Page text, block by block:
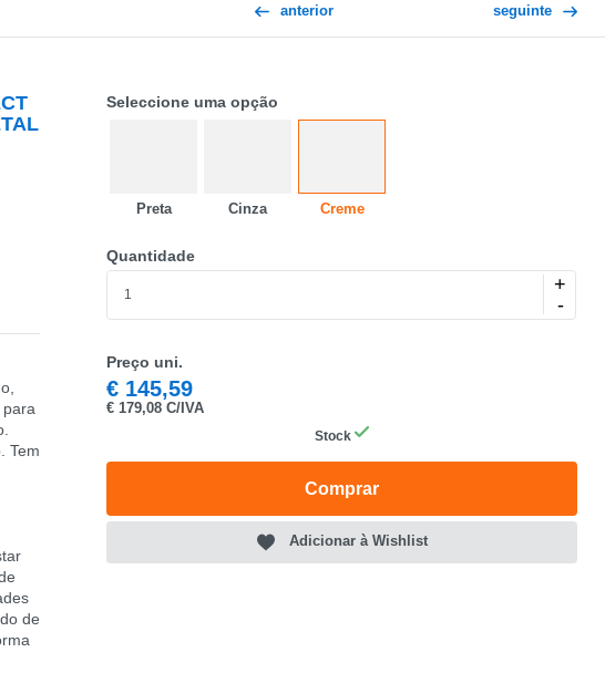
anterior seguinte
Tem
de
Seleccione uma opção
Preta Cinza Creme
Quantidade
+
-
Preço uni.
€ 145,59
€ 179,08 C/IVA
Stock
Comprar
Adicionar à Wishlist